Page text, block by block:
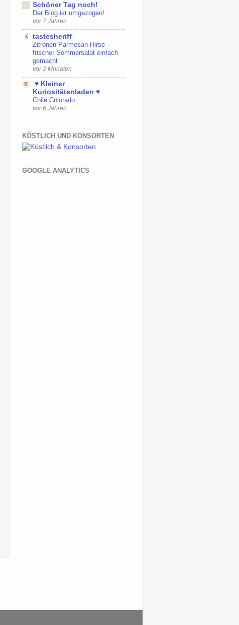
Schöner Tag noch!
Der Blog ist umgezogen!
vor 7 Jahren
tastesheriff
Zitronen-Parmesan-Hirse –
frischer Sommersalat einfach
gemacht
vor 2 Monaten
♥ Kleiner
Kuriositätenladen ♥
Chile Colorado
vor 6 Jahren
KÖSTLICH UND KONSORTEN
GOOGLE ANALYTICS